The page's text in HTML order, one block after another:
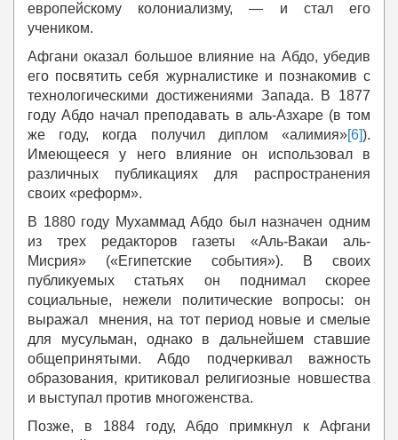
европейскому колониализму, — и стал его
учеником.
Афгани оказал большое влияние на Абдо, убедив
его посвятить себя журналистике и познакомив с
технологическими достижениями Запада. В 1877
году Абдо начал преподавать в аль-Азхаре (в том
же году, когда получил диплом «алимия»[6]).
Имеющееся у него влияние он использовал в
различных публикациях для распространения
своих «реформ».
В 1880 году Мухаммад Абдо был назначен одним
из трех редакторов газеты «Аль-Вакаи аль-
Мисрия» («Египетские события»). В своих
публикуемых статьях он поднимал скорее
социальные, нежели политические вопросы: он
выражал мнения, на тот период новые и смелые
для мусульман, однако в дальнейшем ставшие
общепринятыми. Абдо подчеркивал важность
образования, критиковал религиозные новшества
и выступал против многоженства.
Позже, в 1884 году, Абдо примкнул к Афгани